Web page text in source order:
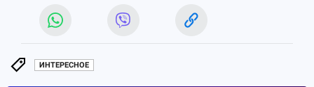
ИНТЕРЕСНОЕ